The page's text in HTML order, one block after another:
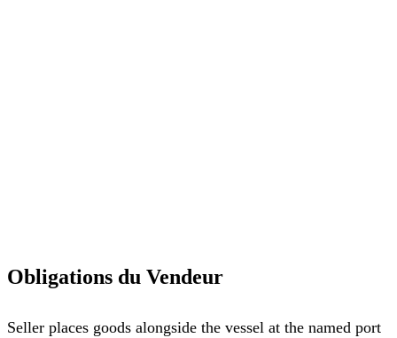
Obligations du Vendeur
Seller places goods alongside the vessel at the named port